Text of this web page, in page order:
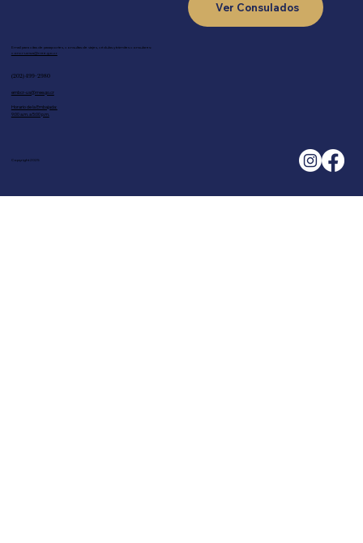
Email para citas de pasaportes, consultas de viajes, cédulas y trámites consulares:
concr-us-wa@rree.go.cr
(202) 499-2980
embcr-us@rree.go.cr
Horario de la Embajada:
9:00 a.m. a 5:00 p.m.
Ver Consulados
Copyright 2025